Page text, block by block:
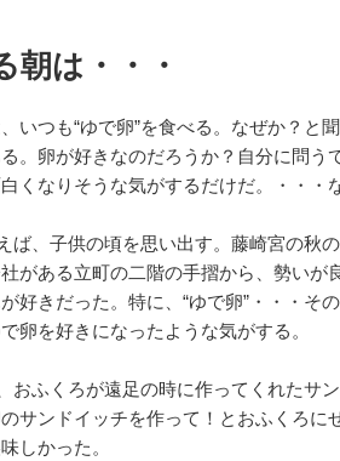
朝は・・・
いつも“ゆで卵”を食べる。なぜか？と
。卵が好きなのだろうか？自分に問
くなりそうな気がするだけだ。・・・
ば、子供の頃を思い出す。藤崎宮の秋
がある立町の二階の手摺から、勢い
好きだった。特に、“ゆで卵”・・・そ
卵を好きになったような気がする。
おふくろが遠足の時に作ってくれたサ
サンドイッチを作って！とおふくろ
しかった。